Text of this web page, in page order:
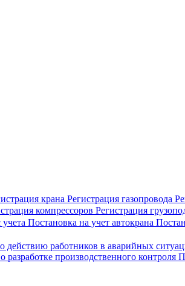
крана Регистрация газопровода
компрессоров Регистрация
Постановка на учет автокрана
действию работников в аварийных
разработке производственного контроля